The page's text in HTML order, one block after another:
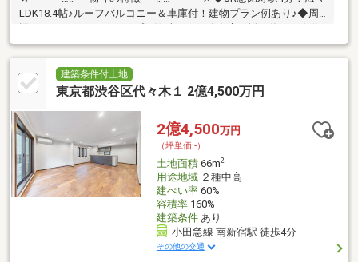
LDK18.4帖♪ルーフバルコニー＆車庫付！建物プラン例あり♪◆周
に楽しめる好環境♪是非、現地をご確認ください！☆━━━…‥ ・
━☆━ ・ ‥…━━━☆
建築条件付土地
東京都渋谷区代々木１ 2億4,500万円
2億4,500万円
（坪単価:-）
土地面積66m2
用途地域２種中高
建ぺい率60%
容積率160%
建築条件あり
小田急線 南新宿駅 徒歩4分
その他の交通